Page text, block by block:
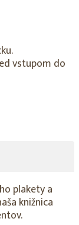
vstupom do
plakety a
knižnica